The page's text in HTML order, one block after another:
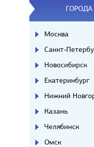
Москва
Санкт-
Новосибирск
Екатеринбург
Нижний
Казань
Челябинск
Омск